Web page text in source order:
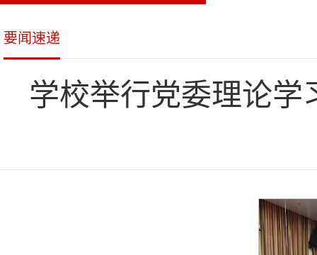
要闻速递
学校举行党委理论学